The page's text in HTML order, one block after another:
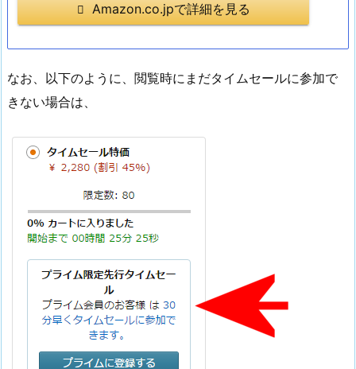
Amazon.co.jpで詳細を見る
なお、以下のように、閲覧時にまだタイムセールに参加で
きない場合は、